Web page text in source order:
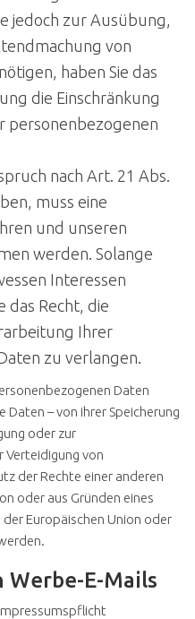
jedoch zur Ausübung,
von
haben Sie das
die Einschränkung
personenbezogenen
nach Art. 21 Abs.
muss eine
und unseren
werden. Solange
Interessen
das Recht, die
Ihrer
zu verlangen.
Daten
Daten – von ihrer Speicherung
oder zur
Verteidigung von
der Rechte einer anderen
oder aus Gründen eines
Europäischen Union oder
Werbe-E-Mails